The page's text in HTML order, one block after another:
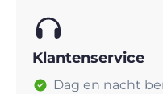
Klantenservice
Dag en nacht